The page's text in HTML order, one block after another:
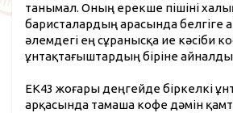
танымал. Оның ерекше пішіні
баристалардың арасында белгіге
әлемдегі ең сұранысқа ие кәсіби
ұнтақтағыштардың біріне
EK43 жоғары деңгейде біркелкі
арқасында тамаша кофе дәмін